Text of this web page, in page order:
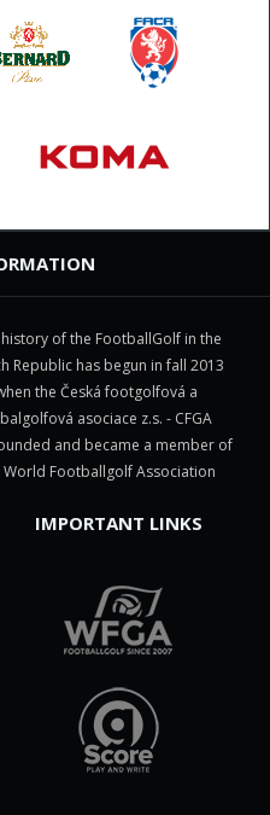
of the FootballGolf in the
Republic has begun in fall 2013
the Česká footgolfová a
asociace z.s. - CFGA
and became a member of
World Footballgolf Association
IMPORTANT LINKS